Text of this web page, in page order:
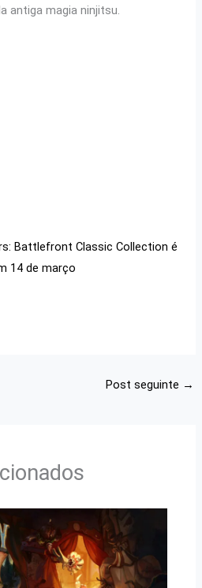
antiga magia ninjitsu.
Battlefront Classic Collection é
14 de março
Post seguinte →